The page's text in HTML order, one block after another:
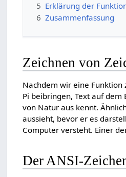
5 Erklärung der
6 Zusammenfassung
Zeichnen von
Nachdem wir eine
Pi beibringen, Text auf dem
von Natur aus kennt.
aussieht, bevor er es
Computer versteht. Einer
Der ANSI-